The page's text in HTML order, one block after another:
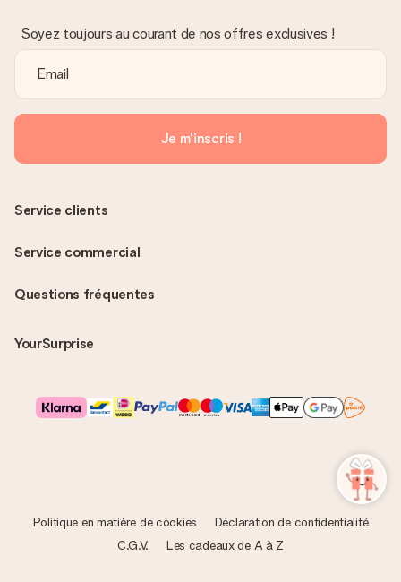
Soyez toujours au courant de nos offres exclusives !
Je m'inscris !
Questions fréquentes
YourSurprise
Service clients
Service commercial
Politique en matière de cookies
Déclaration de confidentialité
C.G.V.
Les cadeaux de A à Z